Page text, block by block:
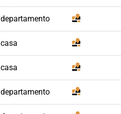
departamento
casa
casa
departamento